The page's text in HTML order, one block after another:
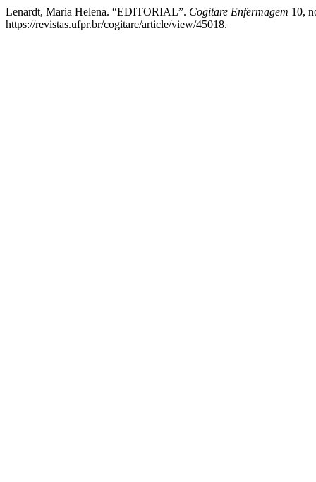
Lenardt, Maria Helena. “EDITORIAL”. Cogitare Enfermagem 10,
https://revistas.ufpr.br/cogitare/article/view/45018.